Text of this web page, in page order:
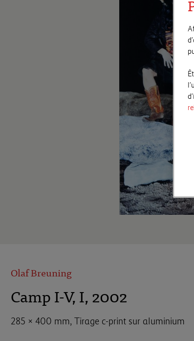
Olaf Breuning
Camp I-V, I, 2002
285 × 400 mm, Tirage c-print sur aluminium